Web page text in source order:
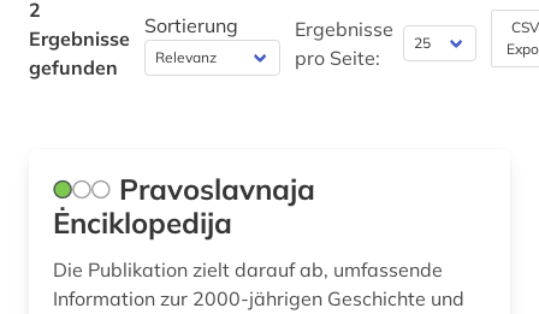
Politologie (0)
Romanistik (0)
Soziologie (0)
2
Ergebnisse
gefunden
Sortierung
Ergebnisse
pro Seite:
Pravoslavnaja
Ėnciklopedija
Die Publikation zielt darauf ab, umfassende
Information zur 2000-jährigen Geschichte und